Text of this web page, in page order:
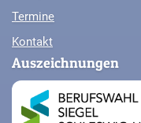
Termine
Kontakt
Auszeichnungen